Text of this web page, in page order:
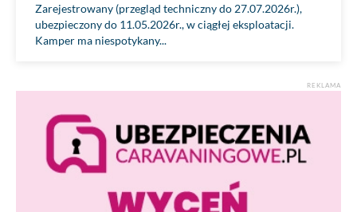
Zarejestrowany (przegląd techniczny do 27.07.2026r.),
ubezpieczony do 11.05.2026r., w ciągłej eksploatacji.
Kamper ma niespotykany...
REKLAMA